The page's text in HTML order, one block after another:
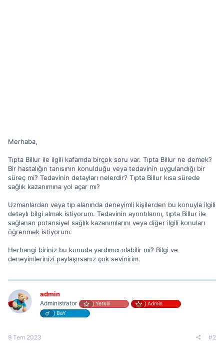
Merhaba,
Tıpta Billur ile ilgili kafamda birçok soru var. Tıpta Billur ne demek?
Bir hastalığın tanısının konulduğu veya tedavinin uygulandığı bir
süreç mi? Tedavinin detayları nelerdir? Tıpta Billur kısa sürede
sağlık kazanımına yol açar mı?
Uzmanlardan veya tıp alanında deneyimli kişilerden bu konuyla ilgili
detaylı bilgi almak istiyorum. Tedavinin ayrıntılarını, tıpta Billur ile
sağlanan potansiyel sağlık kazanımlarını veya diğer ilgili konuları
öğrenmek istiyorum.
Herhangi biriniz bu konuda yardımcı olabilir mi? Bilgi ve
deneyimlerinizi paylaşırsanız çok sevinirim.
admin
Administrator Yetkili
Admin
BaY
9 Tem 2023 #2